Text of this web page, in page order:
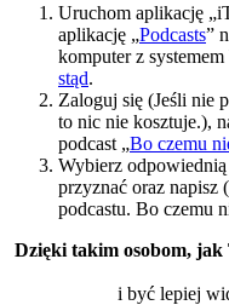
Uruchom aplikację
aplikację „Podcasts”
komputer z
stąd.
Zaloguj się (Jeśli nie
to nic nie kosztuje.),
podcast „Bo czemu
Wybierz
przyznać oraz napisz
podcastu. Bo czemu
Dzięki takim osobom, jak
i być lepiej